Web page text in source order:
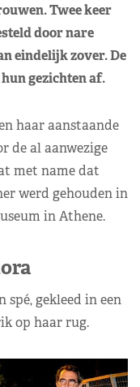
Twee keer
door nare
eindelijk zover. De
gezichten af.
haar aanstaande
de al aanwezige
met name dat
werd gehouden in
in Athene.
spé, gekleed in een
op haar rug.